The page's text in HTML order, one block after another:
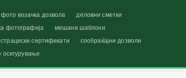
возачка дозвола
деловни сметки
фотографија
мешани шаблони
сертификати
сообраќајни дозволи
осигурување